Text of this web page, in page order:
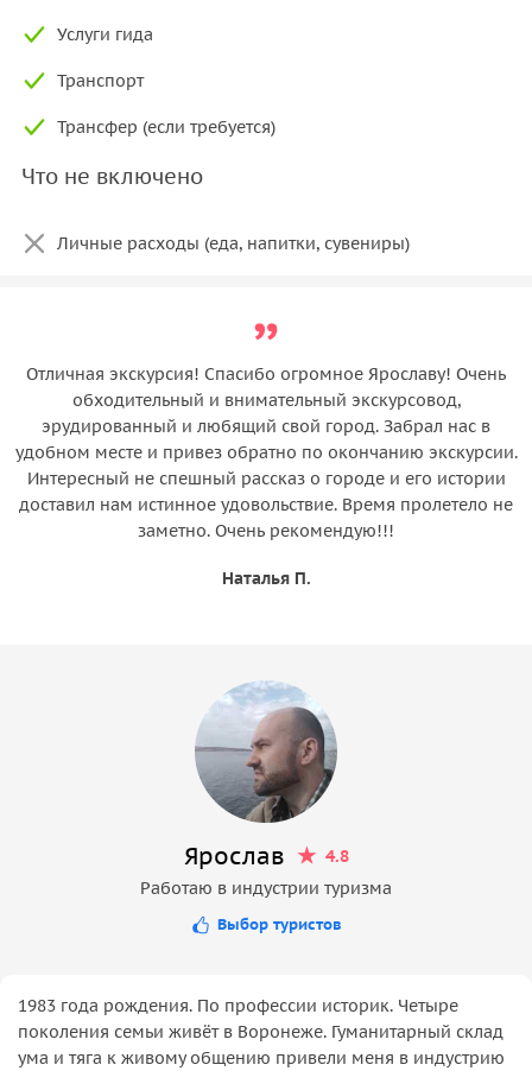
Услуги гида
Транспорт
Трансфер (если требуется)
Что не включено
Личные расходы (еда, напитки, сувениры)
Отличная экскурсия! Спасибо огромное Ярославу! Очень
обходительный и внимательный экскурсовод,
эрудированный и любящий свой город. Забрал нас в
удобном месте и привез обратно по окончанию экскурсии.
Интересный не спешный рассказ о городе и его истории
доставил нам истинное удовольствие. Время пролетело не
заметно. Очень рекомендую!!!
Наталья П.
Ярослав
4.8
Работаю в индустрии туризма
Выбор туристов
1983 года рождения. По профессии историк. Четыре
поколения семьи живёт в Воронеже. Гуманитарный склад
ума и тяга к живому общению привели меня в индустрию